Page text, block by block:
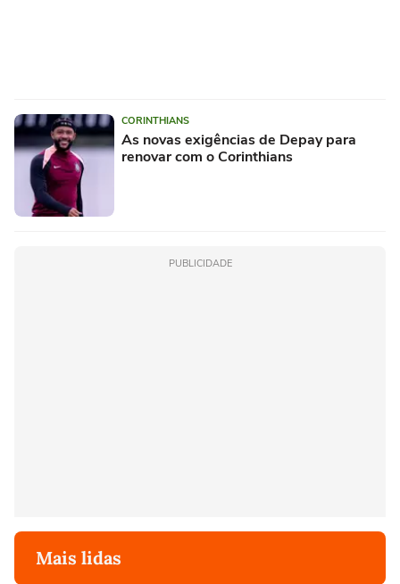
CORINTHIANS
As novas exigências de Depay para
renovar com o Corinthians
PUBLICIDADE
Mais lidas